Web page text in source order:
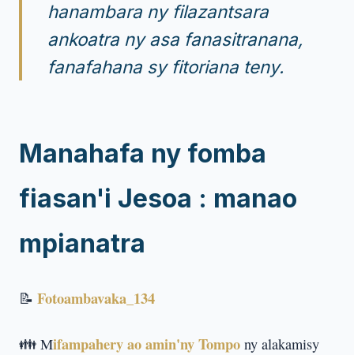
hanambara ny filazantsara
ankoatra ny asa fanasitranana,
fanafahana sy fitoriana teny.
Manahafa ny fomba
fiasan'i Jesoa : manao
mpianatra
📝 Fotoambavaka_134
👪 Mifampahery ao amin'ny Tompo ny alakamisy